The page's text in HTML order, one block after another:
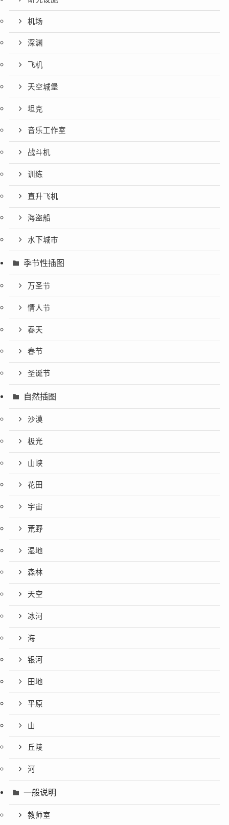
机场
深渊
飞机
天空城堡
坦克
音乐工作室
战斗机
训练
直升飞机
海盗船
水下城市
季节性插图
万圣节
情人节
春天
春节
圣诞节
自然插图
沙漠
极光
山峡
花田
宇宙
荒野
湿地
森林
天空
冰河
海
银河
田地
平原
山
丘陵
河
一般说明
教师室